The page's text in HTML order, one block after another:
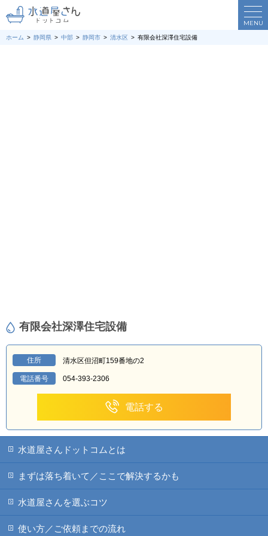
MENU
ホーム 静岡県 中部 静岡市 清水区 有限会社深澤住宅設備
有限会社深澤住宅設備
住所 清水区但沼町159番地の2
電話番号 054-393-2306
電話する
水道屋さんドットコムとは
まずは落ち着いて／ここで解決するかも
水道屋さんを選ぶコツ
使い方／ご依頼までの流れ